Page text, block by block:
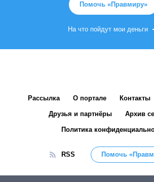
Помочь «Правмиру»
На что пойдут мои деньги
Рассылка О портале Контакты
Друзья и партнёры Архив
Политика
RSS Помочь